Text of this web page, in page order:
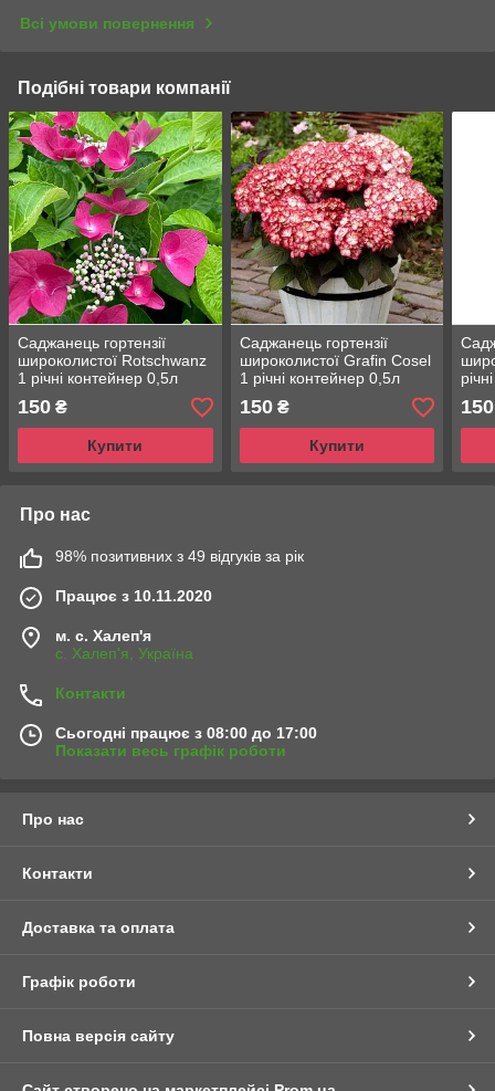
Всі умови повернення
Подібні товари компанії
Саджанець гортензії
широколистої Rotschwanz
1 річні контейнер 0,5л
150 ₴
Купити
Саджанець гортензії
широколистої Grafin Cosel
1 річні контейнер 0,5л
150₴
Купити
150
Про нас
98% позитивних з 49 відгуків за рік
Працює з 10.11.2020
м. с. Халеп'я
с. Халеп'я, Україна
Контакти
Сьогодні працює з 08:00 до 17:00
Показати весь графік роботи
Про нас
Контакти
Доставка та оплата
Графік роботи
Повна версія сайту